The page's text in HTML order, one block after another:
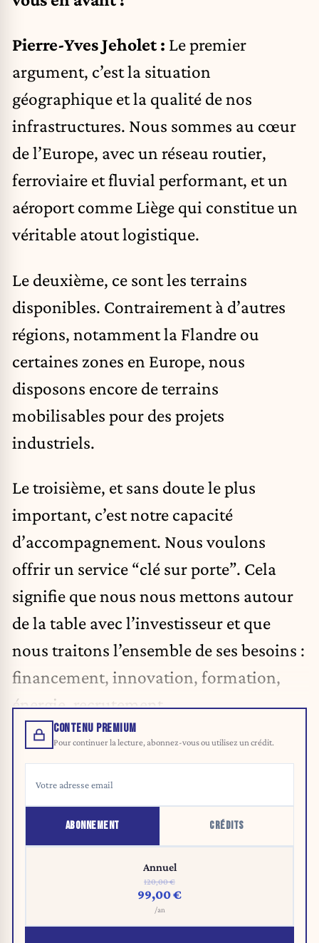
Pierre-Yves Jeholet : Le premier
argument, c’est la situation
géographique et la qualité de nos
infrastructures. Nous sommes au cœur
de l’Europe, avec un réseau routier,
ferroviaire et fluvial performant, et un
aéroport comme Liège qui constitue un
véritable atout logistique.
Le deuxième, ce sont les terrains
disponibles. Contrairement à d’autres
régions, notamment la Flandre ou
certaines zones en Europe, nous
disposons encore de terrains
mobilisables pour des projets
industriels.
Le troisième, et sans doute le plus
important, c’est notre capacité
d’accompagnement. Nous voulons
offrir un service “clé sur porte”. Cela
signifie que nous nous mettons autour
de la table avec l’investisseur et que
nous traitons l’ensemble de ses besoins :
financement, innovation, formation,
énergie, recrutement.
CONTENU PREMIUM
Pour continuer la lecture, abonnez-vous ou utilisez un crédit.
ABONNEMENT CRÉDITS
Annuel
120,00 €
99,00 €
/an